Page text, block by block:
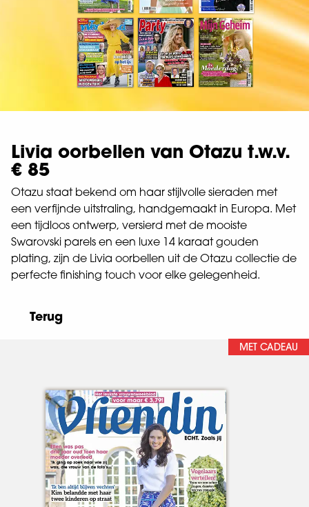
Livia oorbellen van Otazu t.w.v.
€ 85
Otazu staat bekend om haar stijlvolle sieraden met
een verfijnde uitstraling, handgemaakt in Europa. Met
een tijdloos ontwerp, versierd met de mooiste
Swarovski parels en een luxe 14 karaat gouden
plating, zijn de Livia oorbellen uit de Otazu collectie de
perfecte finishing touch voor elke gelegenheid.
Terug
MET CADEAU